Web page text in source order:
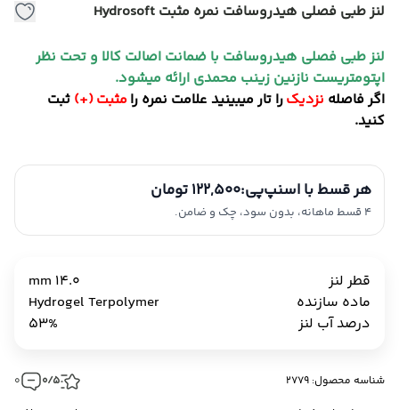
لنز طبی فصلی هیدروسافت نمره مثبت Hydrosoft
لنز طبی فصلی هیدروسافت با ضمانت اصالت کالا و تحت نظر
اپتومتریست نازنین زینب محمدی ارائه میشود.
اگر فاصله نزدیکرا تار میبینید علامت نمره رامثبت (+) ثبت
کنید.
هر قسط با اسنپ‌پی:122,500 تومان
4 قسط ماهانه، بدون سود، چک و ضامن.
قطر لنز
14.0 mm
ماده سازنده
Hydrogel Terpolymer
درصد آب لنز
53%
شناسه محصول: 2779 0/5
0